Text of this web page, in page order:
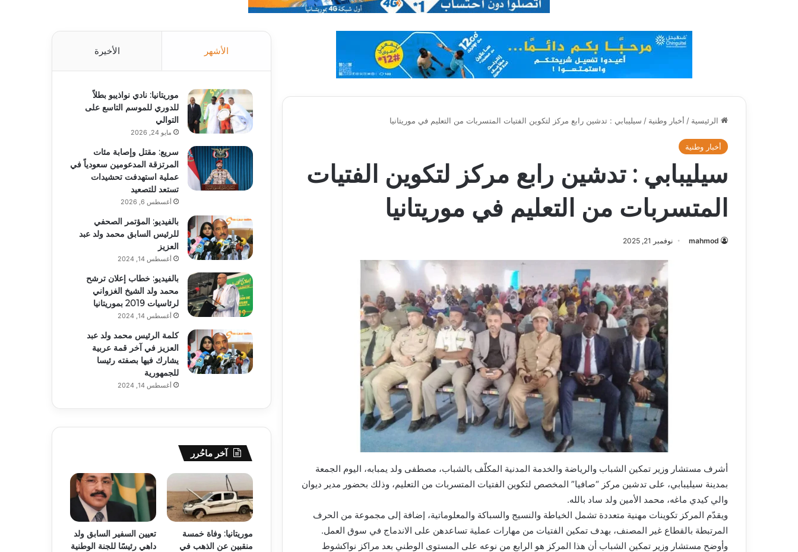
الرئيسية / أخبار وطنية / سيليبابي : تدشين رابع مركز لتكوين الفتيات المتسربات من التعليم في موريتانيا
أخبار وطنية
سيليبابي : تدشين رابع مركز لتكوين الفتيات
المتسربات من التعليم في موريتانيا
mahmod نوفمبر 21, 2025
أشرف مستشار وزير تمكين الشباب والرياضة والخدمة المدنية المكلّف بالشباب، مصطفى ولد يمبابه، اليوم الجمعة
بمدينة سيليبابي، على تدشين مركز “صافيا” المخصص لتكوين الفتيات المتسربات من التعليم، وذلك بحضور مدير ديوان
والي كيدي ماغه، محمد الأمين ولد ساد بالله.
ويقدّم المركز تكوينات مهنية متعددة تشمل الخياطة والنسيج والسباكة والمعلوماتية، إضافة إلى مجموعة من الحرف
المرتبطة بالقطاع غير المصنف، بهدف تمكين الفتيات من مهارات عملية تساعدهن على الاندماج في سوق العمل.
وأوضح مستشار وزير تمكين الشباب أن هذا المركز هو الرابع من نوعه على المستوى الوطني بعد مراكز نواكشوط
الأشهر الأخيرة
موريتانيا: نادي نواذيبو بطلاً
للدوري للموسم التاسع على
التوالي
مايو 24, 2026
سريع: مقتل وإصابة مئات
المرتزقة المدعومين سعودياً في
عملية استهدفت تحشيدات
تستعد للتصعيد
أغسطس 6, 2026
بالفيديو: المؤتمر الصحفي
للرئيس السابق محمد ولد عبد
العزيز
أغسطس 14, 2024
بالفيديو: خطاب إعلان ترشح
محمد ولد الشيخ الغزواني
لرئاسيات 2019 بموريتانيا
أغسطس 14, 2024
كلمة الرئيس محمد ولد عبد
العزيز في آخر قمة عربية
يشارك فيها بصفته رئيسا
للجمهورية
أغسطس 14, 2024
آخر ماحُرر
موريتانيا: وفاة خمسة
منقبين عن الذهب في
تعيين السفير السابق ولد
داهي رئيسًا للجنة الوطنية